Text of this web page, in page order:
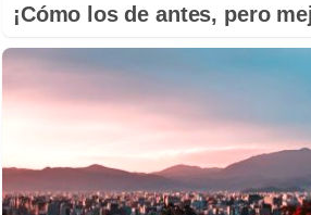
¡Cómo los de antes, pero